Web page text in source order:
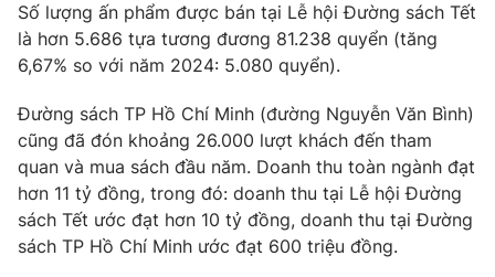
Câu chuyện quốc tế
Tài chính
Thị trường
Góc doanh nghiệp
Dữ liệu và đời sống
Phim VTV
Hậu trường
Nhân vật
Giải trí
Điện ảnh
Âm nhạc
Đời sống
Số lượng ấn phẩm được bán tại Lễ hội Đường sách Tết
là hơn 5.686 tựa tương đương 81.238 quyển (tăng
6,67% so với năm 2024: 5.080 quyển).
Đường sách TP Hồ Chí Minh (đường Nguyễn Văn Bình)
cũng đã đón khoảng 26.000 lượt khách đến tham
quan và mua sách đầu năm. Doanh thu toàn ngành đạt
hơn 11 tỷ đồng, trong đó: doanh thu tại Lễ hội Đường
sách Tết ước đạt hơn 10 tỷ đồng, doanh thu tại Đường
sách TP Hồ Chí Minh ước đạt 600 triệu đồng.